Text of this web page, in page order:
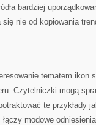
bardziej
nie od kopiowania
tematem ikon
Czytelniczki mogą
te przykłady
modowe